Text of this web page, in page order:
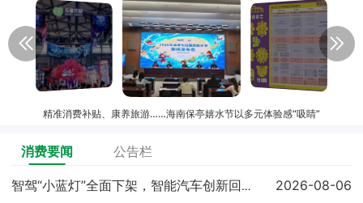
精准消费补贴、康养旅游……海南保亭嬉水节以多元体验感“吸睛”
消费要闻 公告栏
智驾“小蓝灯”全面下架，智能汽车创新回归安全本质
2026-08-06